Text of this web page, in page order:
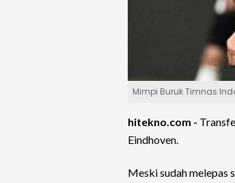
Mimpi Buruk Timnas
hitekno.com -
Eindhoven.
Meski sudah melepas